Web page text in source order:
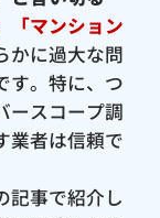
「マンション
かに過大な問
す。特に、つ
ースコープ調
業者は信頼で
記事で紹介し